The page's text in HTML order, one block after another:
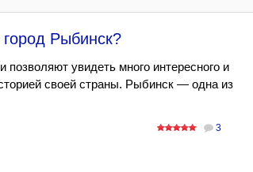
Рыбинск?
позволяют увидеть много интересного и
своей страны. Рыбинск — одна из
3